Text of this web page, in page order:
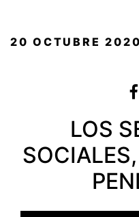
PUBLICADO
20 OCTUBRE 2020
LOS